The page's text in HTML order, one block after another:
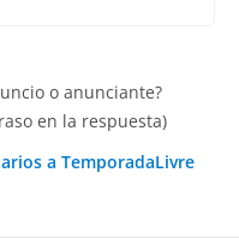
o anunciante?
en la respuesta)
a TemporadaLivre